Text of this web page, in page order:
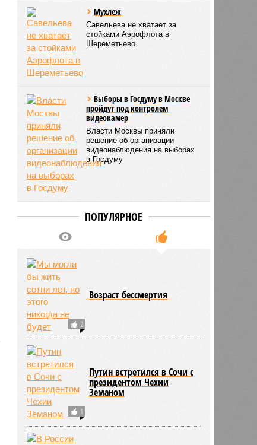
Мухлеж
Савельева не хватает за
стойками Аэрофлота в
Шереметьево
Выборы в Госдуму в Москве
пройдут под контролем
видеокамер
Власти Москвы приняли
решение об организации
видеонаблюдения на выборах
в Госдуму
ПОПУЛЯРНОЕ
2
Возраст бессмертия
1
Путин встретился в Сочи с
президентом Чехии
Земаном